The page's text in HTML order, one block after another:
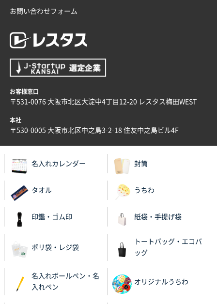
お問い合わせフォーム
お客様窓口
〒531-0076 大阪市北区大淀中4丁目12-20 レスタス梅田WEST
本社
〒530-0005 大阪市北区中之島3-2-18 住友中之島ビル4F
名入れカレンダー 封筒
タオル うちわ
印鑑・ゴム印 紙袋・手提げ袋
ポリ袋・レジ袋
トートバッグ・エコバ
ッグ
名入れボールペン・名
入れペン
オリジナルうちわ